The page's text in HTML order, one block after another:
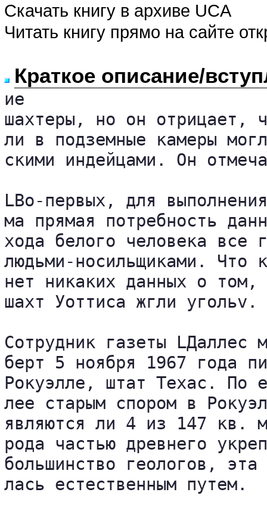
Скачать книгу в архиве UCA
Читать книгу прямо на сайте
Краткое описание/
ие
шахтеры, но он отрицает,
ли в подземные камеры
скими индейцами. Он
LВо-первых, для
ма прямая потребность
хода белого человека все
людьми-носильщиками. Что
нет никаких данных о том,
шахт Уоттиса жгли угольv.
Сотрудник газеты LДаллес
берт 5 ноября 1967 года
Рокуэлле, штат Техас. По
лее старым спором в
являются ли 4 из 147 кв.
рода частью древнего
большинство геологов,
лась естественным путем.